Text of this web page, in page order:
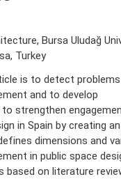
Bursa Uludağ
Turkey
is to detect
and to develop
strengthen
in Spain by creating
dimensions and
in public space
based on literature